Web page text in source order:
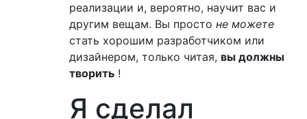
реализации и, вероятно, научит вас и
другим вещам. Вы просто не можете
стать хорошим разработчиком или
дизайнером, только читая, вы должны
творить !
Я сделал